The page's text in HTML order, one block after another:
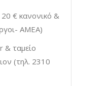
20 € κανονικό &
ΑΜΕΑ)
& ταμείο
(τηλ. 2310